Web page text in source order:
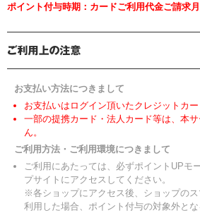
ポイント付与時期：カードご利用代金ご請求
お支払い方法につきまして
お支払いはログイン頂いたクレジットカー
一部の提携カード・法人カード等は、本
ん。
ご利用方法・ご利用環境につきまして
ご利用にあたっては、必ずポイントUPモ
プサイトにアクセスしてください。
※各ショップにアクセス後、ショップの
利用した場合、ポイント付与の対象外とな